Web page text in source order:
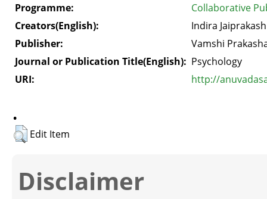
Programme:
Collaborative
Creators(English):
Indira Jaiprakash
Publisher:
Vamshi
Journal or Publication Title(English): Psychology
URI:
http://
.
Edit Item
Disclaimer